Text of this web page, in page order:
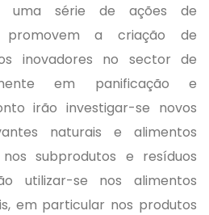
uma série de ações de
promovem a criação de
inovadores no sector de
em panificação e
irão investigar-se novos
naturais e alimentos
subprodutos e resíduos
utilizar-se nos alimentos
em particular nos produtos